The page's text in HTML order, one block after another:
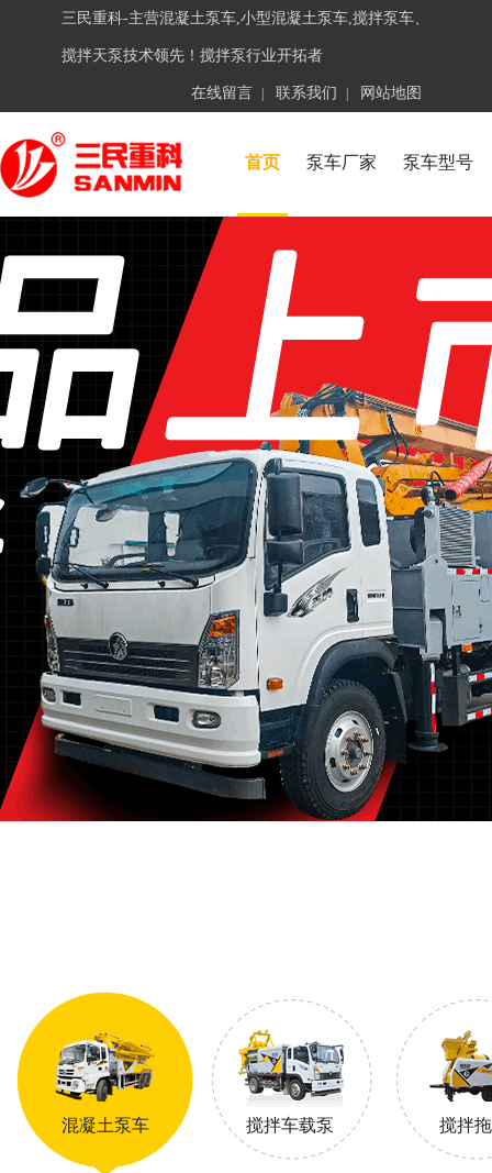
三民重科-主营混凝土泵车,小型混凝土泵车,搅拌泵车、
搅拌天泵技术领先！搅拌泵行业开拓者
在线留言 联系我们 网站地图
首页 泵车厂家 泵车型号
混凝土泵车 搅拌车载泵 搅拌